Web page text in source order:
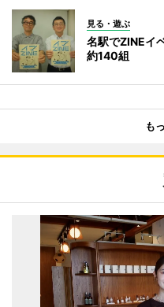
見る・遊ぶ
名駅でZINEイ
約140組
も